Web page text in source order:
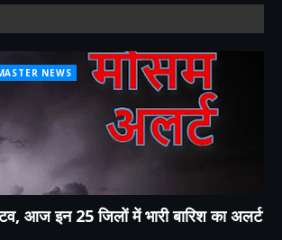
NEWS
आज इन 25 जिलों में भारी बारिश का अलर्ट